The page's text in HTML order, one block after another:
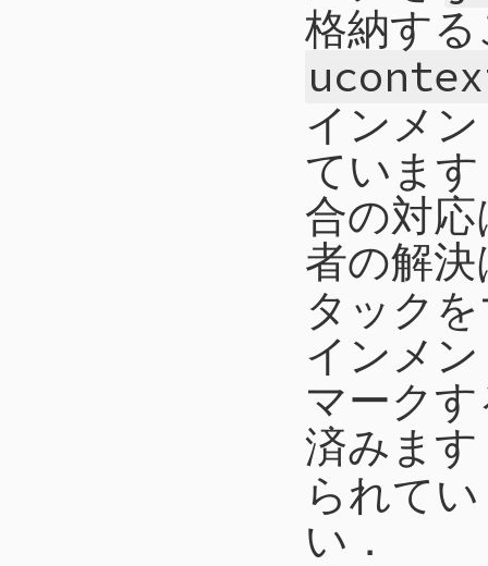
格納す
インメ
ていま
合の対
者の解
タック
インメ
マーク
済みます
られて
い．